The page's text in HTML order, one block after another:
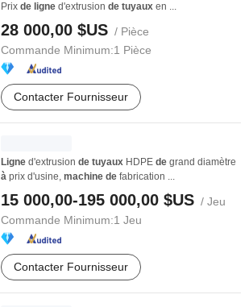
Prix de ligne d'extrusion de tuyaux en ...
28 000,00 $US / Pièce
Commande Minimum:1 Pièce
Contacter Fournisseur
Ligne d'extrusion de tuyaux HDPE de grand diamètre
à prix d'usine, machine de fabrication ...
15 000,00-195 000,00 $US / Jeu
Commande Minimum:1 Jeu
Contacter Fournisseur